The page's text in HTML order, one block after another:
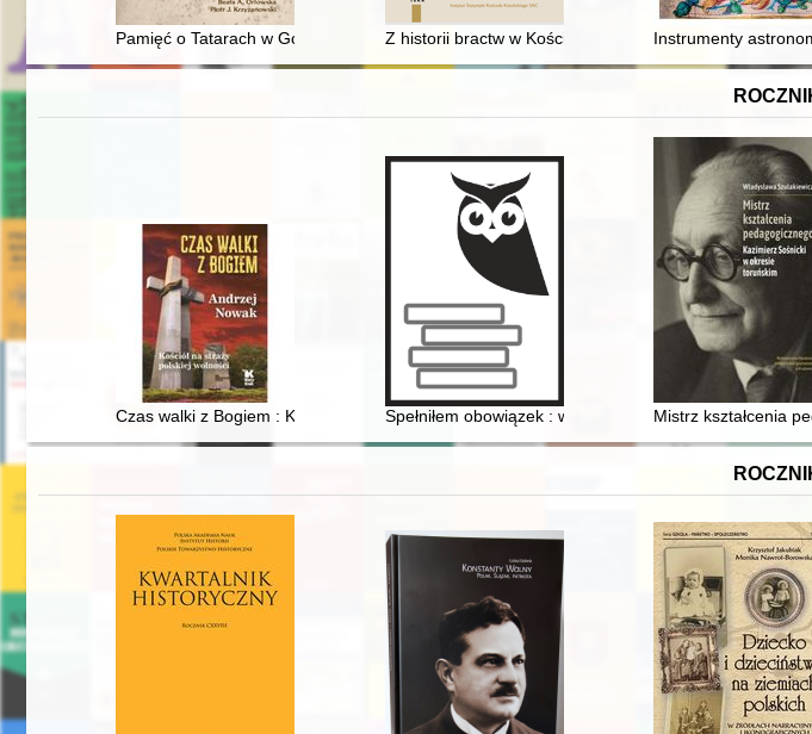
Pamięć o Tatarach w Gorzowie WielkopolskimZ historii bractw w Kościele w Polsce - zarys zagadnienia
Instrumenty
Czas walki z Bogiem : Kościół na straży polskiej wolnościSpełniłem obowiązek : wspomnienia Stanisława
Mistrz kształcenia